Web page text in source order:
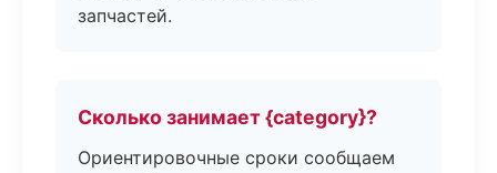
запчастей.
Сколько занимает {category}?
Ориентировочные сроки сообщаем